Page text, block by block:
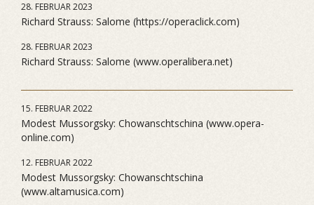
28. FEBRUAR 2023
Richard Strauss: Salome (https://operaclick.com)
28. FEBRUAR 2023
Richard Strauss: Salome (www.operalibera.net)
15. FEBRUAR 2022
Modest Mussorgsky: Chowanschtschina (www.opera-
online.com)
12. FEBRUAR 2022
Modest Mussorgsky: Chowanschtschina
(www.altamusica.com)